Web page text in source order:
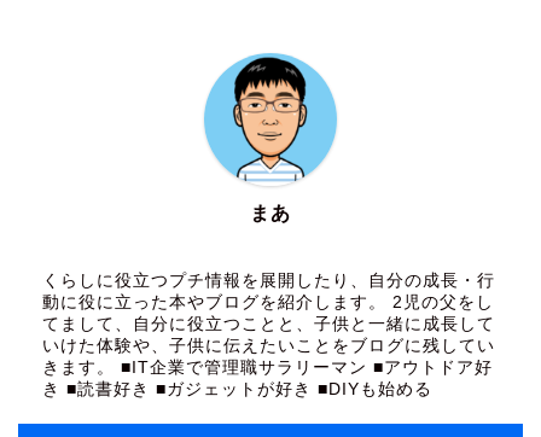
まあ
くらしに役立つプチ情報を展開したり、自分の成長・行
動に役に立った本やブログを紹介します。 2児の父をし
てまして、自分に役立つことと、子供と一緒に成長して
いけた体験や、子供に伝えたいことをブログに残してい
きます。 ■IT企業で管理職サラリーマン ■アウトドア好
き ■読書好き ■ガジェットが好き ■DIYも始める